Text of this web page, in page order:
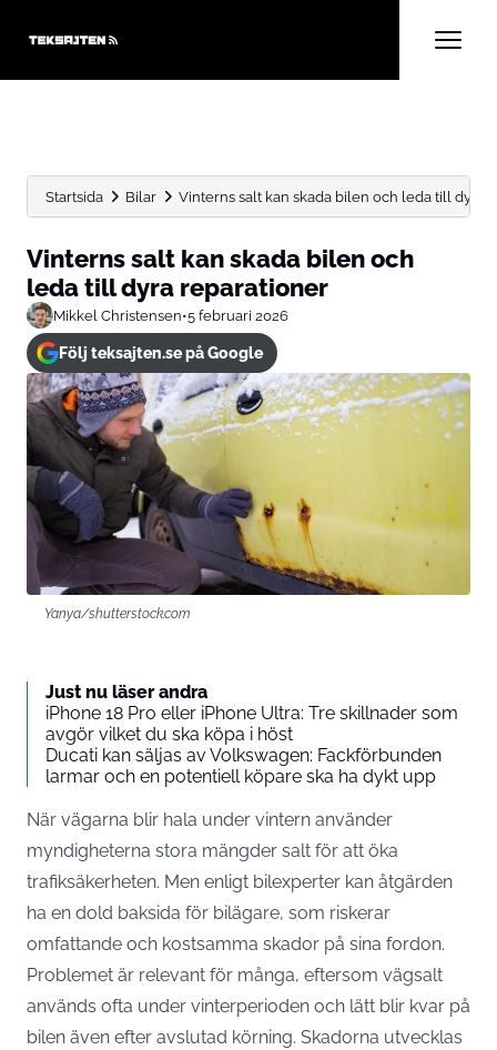
Startsida Bilar Vinterns salt kan skada bilen och leda till dyra
Vinterns salt kan skada bilen och
leda till dyra reparationer
Mikkel Christensen•5 februari 2026
Följ teksajten.se på Google
Yanya/shutterstock.com
Just nu läser andra
iPhone 18 Pro eller iPhone Ultra: Tre skillnader som
avgör vilket du ska köpa i höst
Ducati kan säljas av Volkswagen: Fackförbunden
larmar och en potentiell köpare ska ha dykt upp
När vägarna blir hala under vintern använder
myndigheterna stora mängder salt för att öka
trafiksäkerheten. Men enligt bilexperter kan åtgärden
ha en dold baksida för bilägare, som riskerar
omfattande och kostsamma skador på sina fordon.
Problemet är relevant för många, eftersom vägsalt
används ofta under vinterperioden och lätt blir kvar på
bilen även efter avslutad körning. Skadorna utvecklas